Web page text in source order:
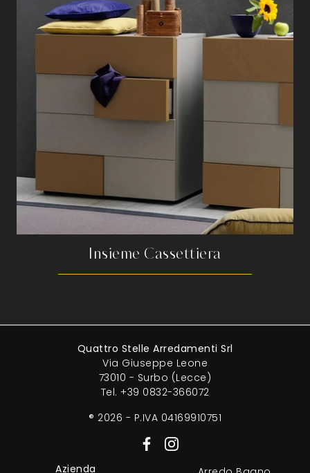
Insieme Cassettiera
Quattro Stelle Arredamenti Srl
Via Giuseppe Leone
73010 - Surbo (Lecce)
Tel. +39 0832-366072
® 2026 - P.IVA 04169910751
Azienda